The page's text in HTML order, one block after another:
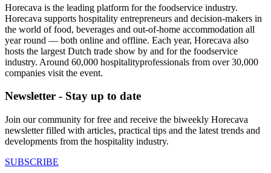
Horecava is the leading platform for the foodservice industry.
Horecava supports hospitality entrepreneurs and decision-makers in
the world of food, beverages and out-of-home accommodation all
year round — both online and offline. Each year, Horecava also
hosts the largest Dutch trade show by and for the foodservice
industry. Around 60,000 hospitalityprofessionals from over 30,000
companies visit the event.
Newsletter - Stay up to date
Join our community for free and receive the biweekly Horecava
newsletter filled with articles, practical tips and the latest trends and
developments from the hospitality industry.
SUBSCRIBE